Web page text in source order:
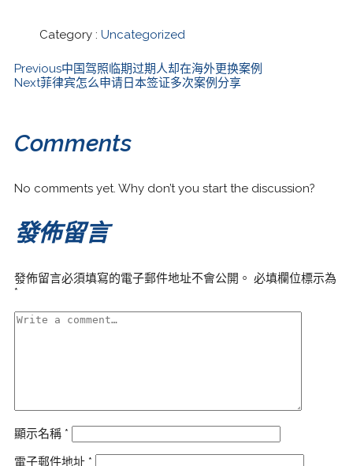
Category : Uncategorized
Previous中国驾照临期过期人却在海外更换案例
Next菲律宾怎么申请日本签证多次案例分享
Comments
No comments yet. Why don’t you start the discussion?
發佈留言
發佈留言必須填寫的電子郵件地址不會公開。 必填欄位標示為
*
顯示名稱 *
電子郵件地址 *